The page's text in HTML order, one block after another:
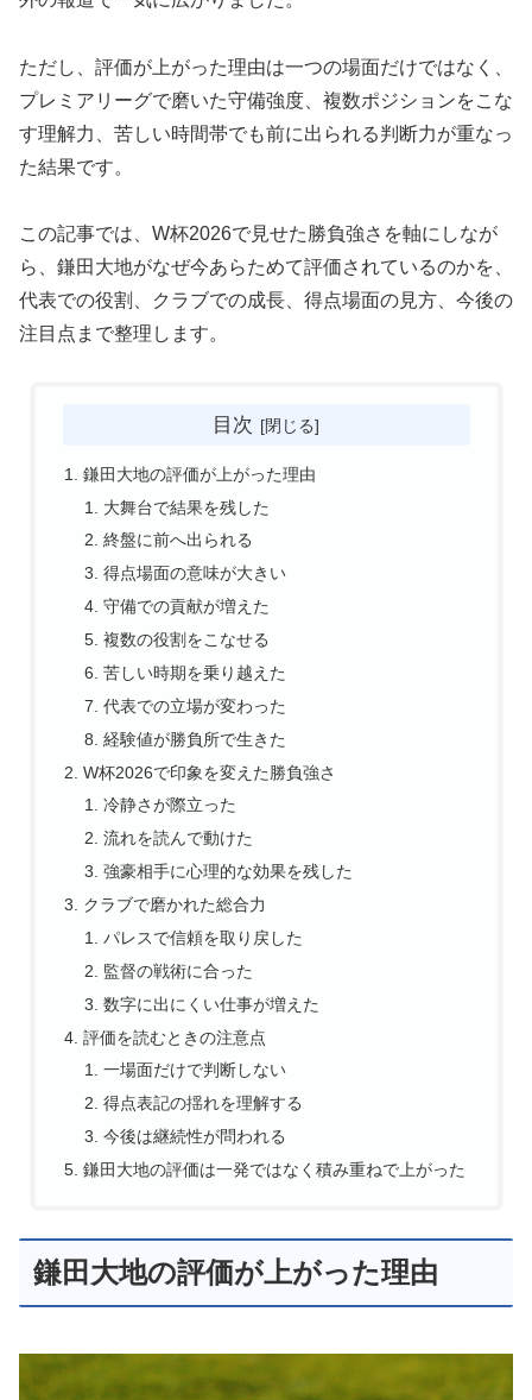
ただし、評価が上がった理由は一つの場面だけではなく、
プレミアリーグで磨いた守備強度、複数ポジションをこな
す理解力、苦しい時間帯でも前に出られる判断力が重なっ
た結果です。
この記事では、W杯2026で見せた勝負強さを軸にしなが
ら、鎌田大地がなぜ今あらためて評価されているのかを、
代表での役割、クラブでの成長、得点場面の見方、今後の
注目点まで整理します。
目次
鎌田大地の評価が上がった理由
大舞台で結果を残した
終盤に前へ出られる
得点場面の意味が大きい
守備での貢献が増えた
複数の役割をこなせる
苦しい時期を乗り越えた
代表での立場が変わった
経験値が勝負所で生きた
W杯2026で印象を変えた勝負強さ
冷静さが際立った
流れを読んで動けた
強豪相手に心理的な効果を残した
クラブで磨かれた総合力
パレスで信頼を取り戻した
監督の戦術に合った
数字に出にくい仕事が増えた
評価を読むときの注意点
一場面だけで判断しない
得点表記の揺れを理解する
今後は継続性が問われる
鎌田大地の評価は一発ではなく積み重ねで上がった
鎌田大地の評価が上がった理由